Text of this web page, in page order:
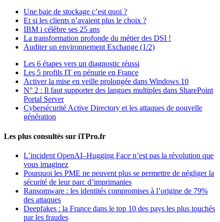
Une baie de stockage c’est quoi ?
Et si les clients n’avaient plus le choix ?
IBM i célèbre ses 25 ans
La transformation profonde du métier des DSI !
Auditer un environnement Exchange (1/2)
Les 6 étapes vers un diagnostic réussi
Les 5 profils IT en pénurie en France
Activer la mise en veille prolongée dans Windows 10
N° 2 : Il faut supporter des langues multiples dans SharePoint
Portal Server
Cybersécurité Active Directory et les attaques de nouvelle
génération
Les plus consultés sur iTPro.fr
L’incident OpenAI–Hugging Face n’est pas la révolution que
vous imaginez
Pourquoi les PME ne peuvent plus se permettre de négliger la
sécurité de leur parc d’imprimantes
Ransomware : les identités compromises à l’origine de 79%
des attaques
Deepfakes : la France dans le top 10 des pays les plus touchés
par les fraudes